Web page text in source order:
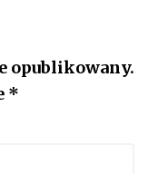
opublikowany.
*